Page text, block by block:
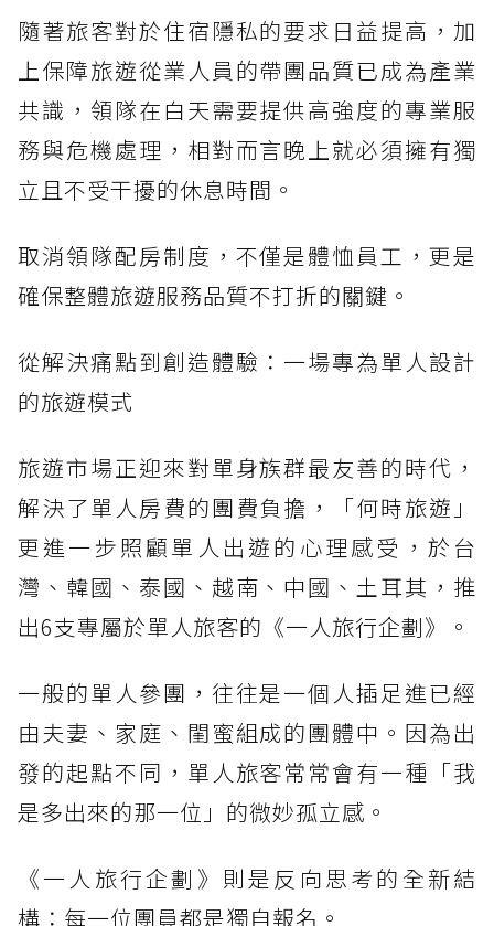
隨著旅客對於住宿隱私的要求日益提高，加
上保障旅遊從業人員的帶團品質已成為產業
共識，領隊在白天需要提供高強度的專業服
務與危機處理，相對而言晚上就必須擁有獨
立且不受干擾的休息時間。
取消領隊配房制度，不僅是體恤員工，更是
確保整體旅遊服務品質不打折的關鍵。
從解決痛點到創造體驗：一場專為單人設計
的旅遊模式
旅遊市場正迎來對單身族群最友善的時代，
解決了單人房費的團費負擔，「何時旅遊」
更進一步照顧單人出遊的心理感受，於台
灣、韓國、泰國、越南、中國、土耳其，推
出6支專屬於單人旅客的《一人旅行企劃》。
一般的單人參團，往往是一個人插足進已經
由夫妻、家庭、閨蜜組成的團體中。因為出
發的起點不同，單人旅客常常會有一種「我
是多出來的那一位」的微妙孤立感。
《一人旅行企劃》則是反向思考的全新結
構：每一位團員都是獨自報名。